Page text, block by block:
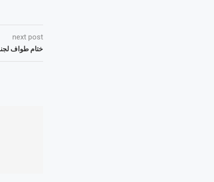
next post
ختام طواف